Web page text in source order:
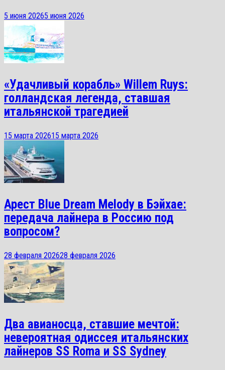
5 июня 20265 июня 2026
«Удачливый корабль» Willem Ruys:
голландская легенда, ставшая
итальянской трагедией
15 марта 202615 марта 2026
Арест Blue Dream Melody в Бэйхае:
передача лайнера в Россию под
вопросом?
28 февраля 202628 февраля 2026
Два авианосца, ставшие мечтой:
невероятная одиссея итальянских
лайнеров SS Roma и SS Sydney